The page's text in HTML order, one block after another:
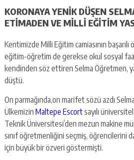
KORONAYA YENİK DÜŞEN
ETİMADEN VE MİLLİ EĞİTİM
Kentimizde Milli Eğitim camiasının
eğitim-öğretim de gerekse okul sosyal
kendinden söz ettiren Selma Öğretmen,
düştü.
On parmağında,on marifet sözü azdı
Ülkemizin Maltepe Escort sayılı
Teknik Üniversitesi’den mezun makine
sınıf öğretmenliğini seçmiş, öğrencilerini
için büyük bir özveri göstermişti.